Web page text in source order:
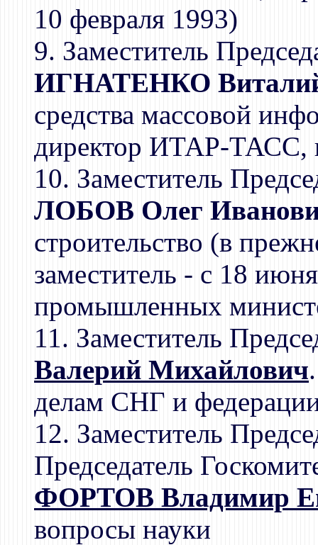
10 февраля 1993)
9. Заместитель
ИГНАТЕНКО
средства массовой
директор ИТАР-ТАСС,
10. Заместитель
ЛОБОВ Олег
строительство (в
заместитель - с 18
промышленных
11. Заместитель
Валерий Михайлович
делам СНГ и
12. Заместитель
Председатель
ФОРТОВ Владимир
вопросы науки